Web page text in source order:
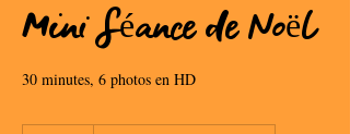
Mini Séance de Noël
30 minutes, 6 photos en HD